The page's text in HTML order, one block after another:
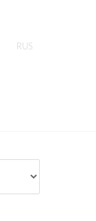
RUS